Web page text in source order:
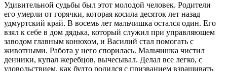
Удивительной судьбы был этот молодой человек. Родители
его умерли от горячки, которая косила десяток лет назад
удмуртский край. В восемь лет мальчишка остался один. Его
взял к себе в дом дядька, который служил при управляющем
заводом главным конюхом, и Василий стал помогать с
животными. Работа у него спорилась. Мальчишка чистил
денники, купал жеребцов, вычесывал. Делал все легко, с
удовольствием, как будто родился с призванием взращивать